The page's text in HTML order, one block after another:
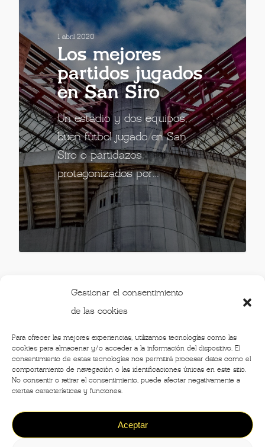
Gestionar el consentimiento
de las cookies
Para ofrecer las mejores experiencias, utilizamos tecnologías como las
cookies para almacenar y/o acceder a la información del dispositivo. El
consentimiento de estas tecnologías nos permitirá procesar datos como el
comportamiento de navegación o las identificaciones únicas en este sitio.
No consentir o retirar el consentimiento, puede afectar negativamente a
ciertas características y funciones.
Aceptar
1 abril 2020
Los mejores
partidos jugados
en San Siro
Un estadio y dos equipos,
buen fútbol jugado en San
Siro o partidazos
protagonizados por…
PREVIOUS 1 2 3 4 NEXT